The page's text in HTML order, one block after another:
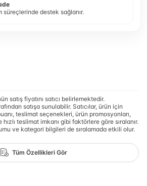
süreçlerinde destek sağlanır.
satış fiyatını satıcı belirlemektedir.
satışa sunulabilir. Satıcılar, ürün için
teslimat seçenekleri, ürün promosyonları,
teslimat imkanı gibi faktörlere göre sıralanır.
ve kategori bilgileri de sıralamada etkili olur.
Tüm Özellikleri Gör